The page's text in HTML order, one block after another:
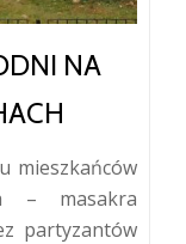
NA
mieszkańców
– masakra
partyzantów